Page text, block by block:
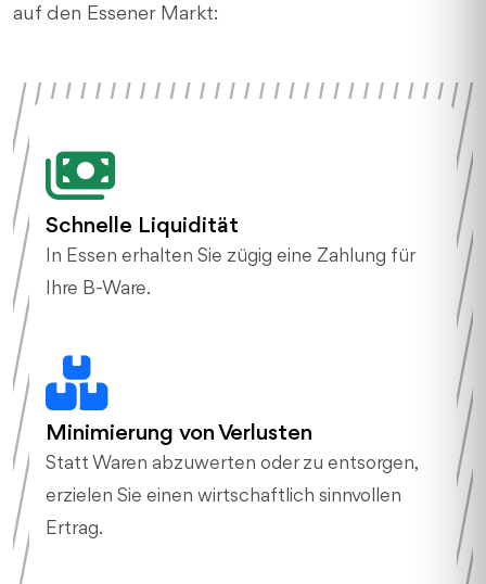
auf den Essener Markt:
Schnelle Liquidität
In Essen erhalten Sie zügig eine Zahlung für
Ihre B-Ware.
Minimierung von Verlusten
Statt Waren abzuwerten oder zu entsorgen,
erzielen Sie einen wirtschaftlich sinnvollen
Ertrag.